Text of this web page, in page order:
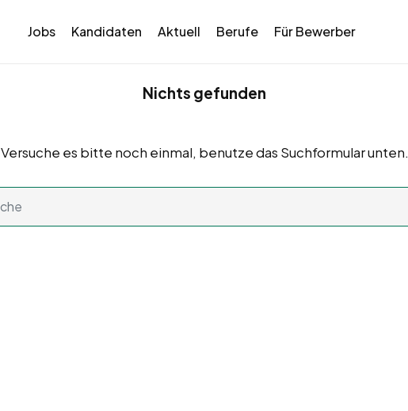
Jobs Kandidaten Aktuell Berufe Für Bewerber
Nichts gefunden
Versuche es bitte noch einmal, benutze das Suchformular unten.